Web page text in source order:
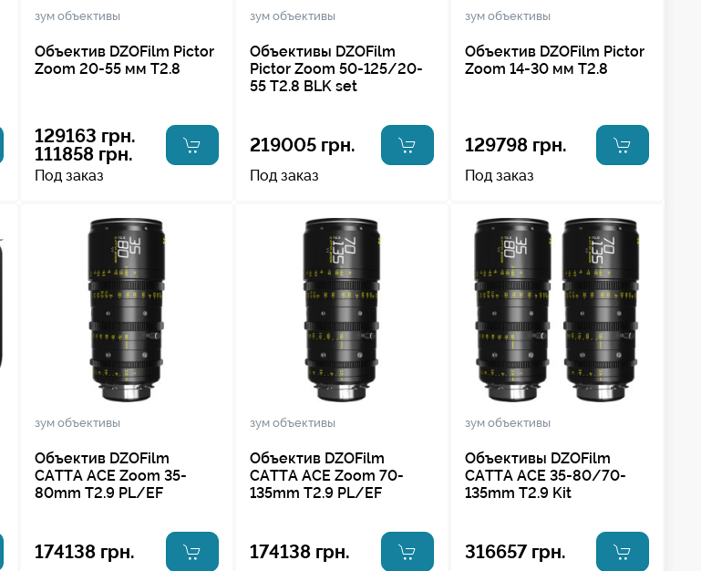
зум объективы
Объектив DZOFilm Pictor
Zoom 20-55 мм Т2.8
129163 грн.
111858 грн.
Под заказ
зум объективы
Объективы DZOFilm
Pictor Zoom 50-125/20-
55 T2.8 BLK set
219005 грн.
Под заказ
зум объективы
Объектив DZOFilm Pictor
Zoom 14-30 мм Т2.8
129798 грн.
Под заказ
зум объективы
Объектив DZOFilm
CATTA ACE Zoom 35-
80mm T2.9 PL/EF
174138 грн.
зум объективы
Объектив DZOFilm
CATTA ACE Zoom 70-
135mm T2.9 PL/EF
174138 грн.
зум объективы
Объективы DZOFilm
CATTA ACE 35-80/70-
135mm T2.9 Kit
316657 грн.